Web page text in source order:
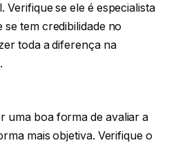
Verifique se ele é especialista
tem credibilidade no
toda a diferença na
uma boa forma de avaliar a
mais objetiva. Verifique o